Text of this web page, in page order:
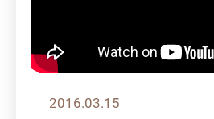
2016.03.15